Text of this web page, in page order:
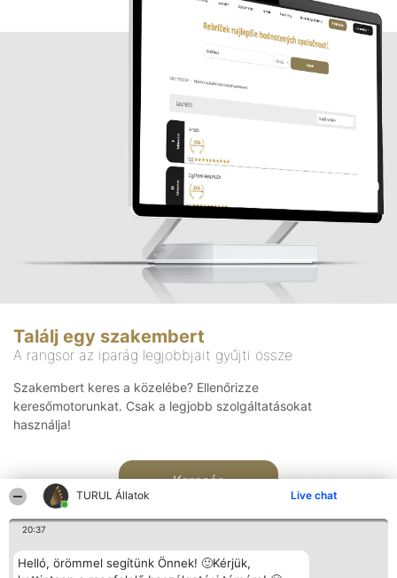
TURUL Állatok Live chat
20:37
Helló, örömmel segítünk Önnek! 🙂Kérjük,
Találj egy szakembert
A rangsor az iparág legjobbjait gyűjti össze
Szakembert keres a közelébe? Ellenőrizze
keresőmotorunkat. Csak a legjobb szolgáltatásokat
használja!
Keresés